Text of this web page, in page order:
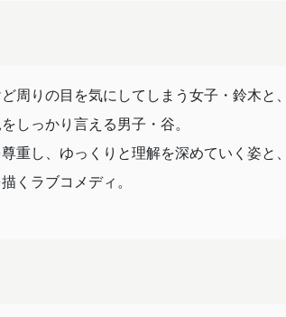
周りの目を気にしてしまう女子・鈴木と、
しっかり言える男子・谷。
重し、ゆっくりと理解を深めていく姿と、
くラブコメディ。